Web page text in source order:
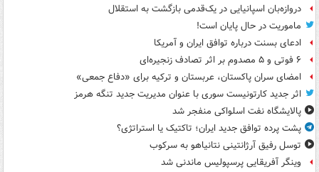
دروازه‌بان اسپانیایی در یک‌قدمی بازگشت به استقلال
ماموریت در حال پایان است!
ادعای بسنت درباره توافق ایران و آمریکا
۶ فوتی و ۵ مصدوم بر اثر تصادف زنجیره‌ای
امضای سران پاکستان، عربستان و ترکیه برای «دفاع جمعی»
اثر جدید کارتونیست سوری با عنوان مدیریت جدید تنگه هرمز
پالایشگاه نفت اسلواکی منفجر شد
پشت پرده توافق جدید ایران؛ تاکتیک یا استراتژی؟
توسل رفیق آرژانتینی نتانیاهو به سرکوب
وینگر آفریقایی پرسپولیس ماندنی شد